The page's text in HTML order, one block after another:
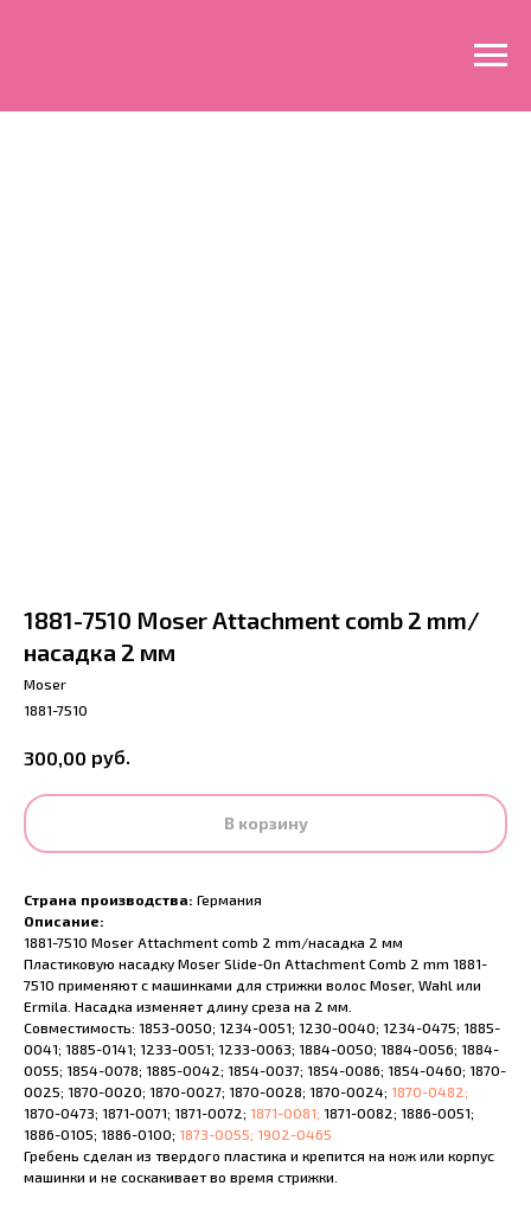
1881-7510 Moser Attachment comb 2 mm/
насадка 2 мм
Moser
1881-7510
300,00 руб.
В корзину
Страна производства: Германия
Описание:
1881-7510 Moser Attachment comb 2 mm/насадка 2 мм
Пластиковую насадку Moser Slide-On Attachment Comb 2 mm 1881-
7510 применяют с машинками для стрижки волос Moser, Wahl или
Ermila. Насадка изменяет длину среза на 2 мм.
Совместимость: 1853-0050; 1234-0051; 1230-0040; 1234-0475; 1885-
0041; 1885-0141; 1233-0051; 1233-0063; 1884-0050; 1884-0056; 1884-
0055; 1854-0078; 1885-0042; 1854-0037; 1854-0086; 1854-0460; 1870-
0025; 1870-0020; 1870-0027; 1870-0028; 1870-0024; 1870-0482;
1870-0473; 1871-0071; 1871-0072; 1871-0081; 1871-0082; 1886-0051;
1886-0105; 1886-0100; 1873-0055; 1902-0465
Гребень сделан из твердого пластика и крепится на нож или корпус
машинки и не соскакивает во время стрижки.